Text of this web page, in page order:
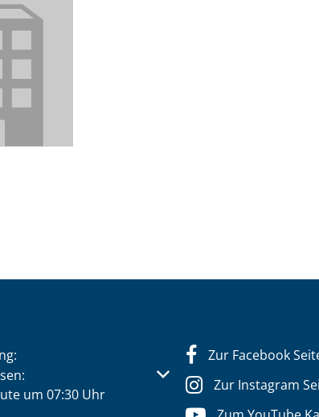
weitere Öffnungs- oder Schließzeiten
um 07:30 Uhr
Zur Facebook
Zur Instagram